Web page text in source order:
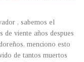
, sabemos el
de viente años despues
menciono esto
de tantos muertos